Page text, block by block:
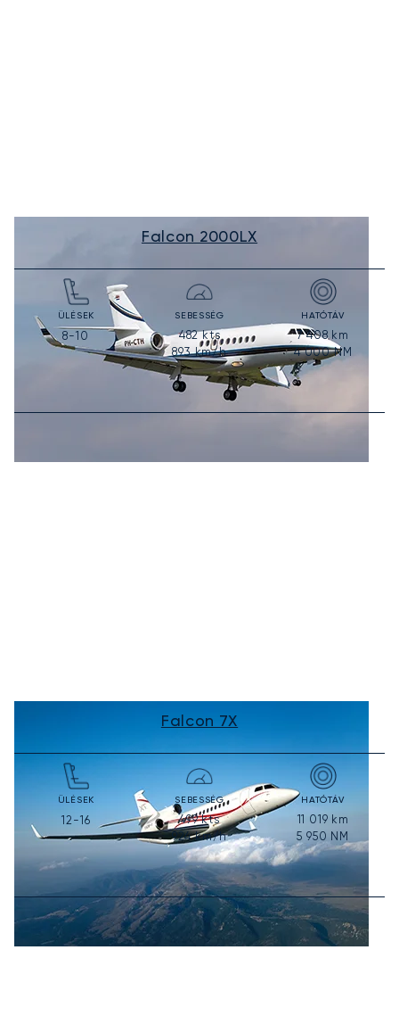
Falcon 2000LX
ÜLÉSEK
8-10
SEBESSÉG
482kts
893km/h
HATÓTÁV
7 408km
4 000NM
Falcon 7X
ÜLÉSEK
12-16
SEBESSÉG
499kts
924km/h
HATÓTÁV
11 019 km
5 950 NM